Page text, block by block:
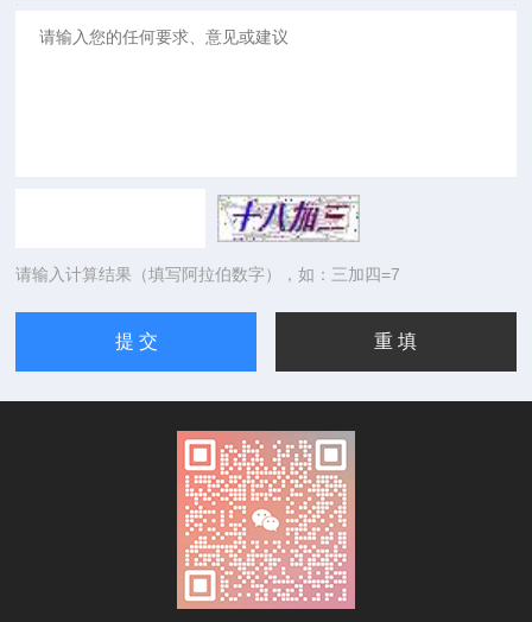
请输入计算结果（填写阿拉伯数字），如：三加四=7